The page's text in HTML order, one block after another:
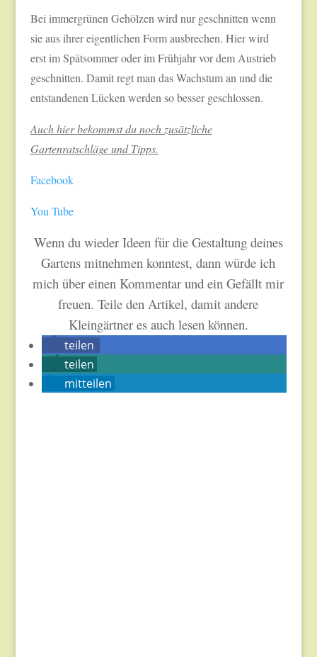
Bei immergrünen Gehölzen wird nur geschnitten wenn
sie aus ihrer eigentlichen Form ausbrechen. Hier wird
erst im Spätsommer oder im Frühjahr vor dem Austrieb
geschnitten. Damit regt man das Wachstum an und die
entstandenen Lücken werden so besser geschlossen.
Auch hier bekommst du noch zusätzliche
Gartenratschläge und Tipps.
Facebook
You Tube
Wenn du wieder Ideen für die Gestaltung deines
Gartens mitnehmen konntest, dann würde ich
mich über einen Kommentar und ein Gefällt mir
freuen. Teile den Artikel, damit andere
Kleingärtner es auch lesen können.
teilen
teilen
mitteilen